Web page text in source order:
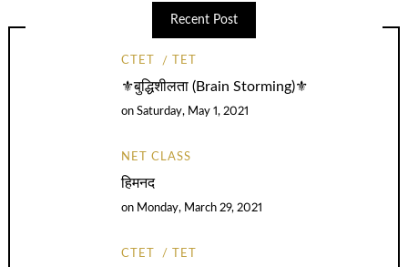
Recent Post
CTET TET
⚜️बुद्धिशीलता (Brain Storming)⚜️
onSaturday, May 1, 2021
NET CLASS
हिमनद
on Monday, March 29, 2021
CTET TET